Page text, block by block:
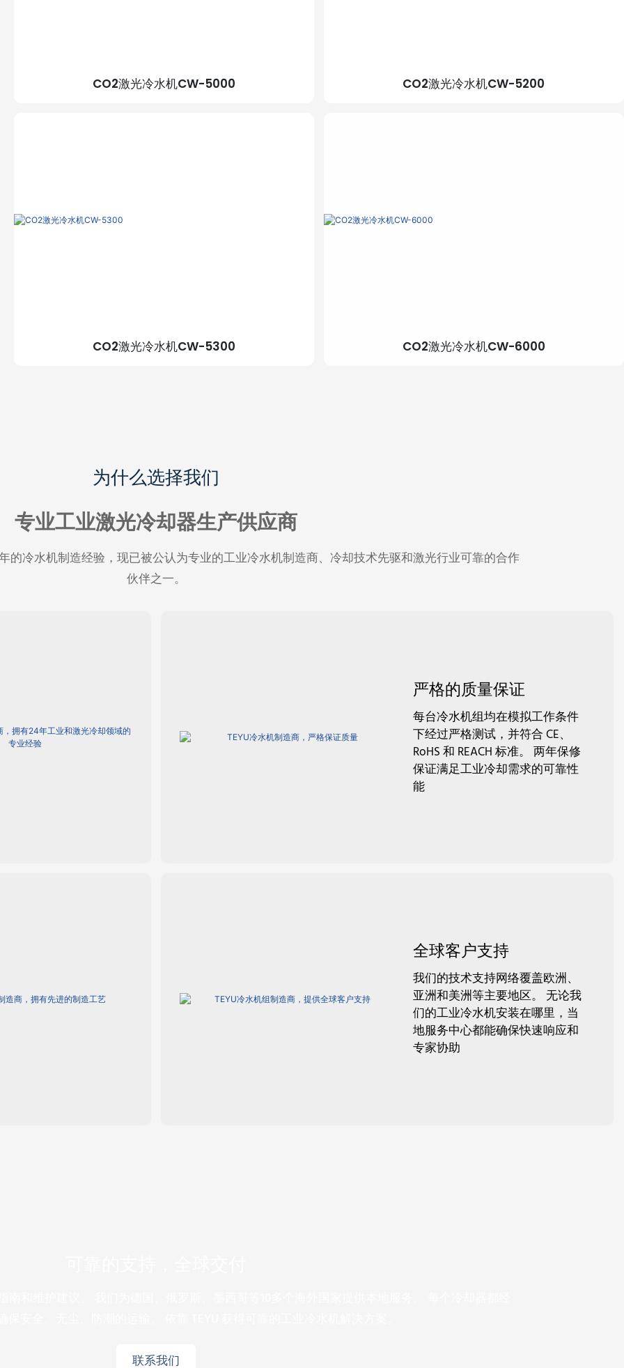
CO2激光冷水机CW-5000 CO2激光冷水机CW-5200
CO2激光冷水机CW-5300 CO2激光冷水机CW-6000
为什么选择我们
专业工业激光冷却器生产供应商
的冷水机制造经验，现已被公认为专业的工业冷水机制造商、冷却技术先驱和激光行业可靠的合作
伙伴之一。
严格的质量保证
每台冷水机组均在模拟工作条件
下经过严格测试，并符合 CE、
RoHS 和 REACH 标准。 两年保修
保证满足工业冷却需求的可靠性
能
全球客户支持
我们的技术支持网络覆盖欧洲、
亚洲和美洲等主要地区。 无论我
们的工业冷水机安装在哪里，当
地服务中心都能确保快速响应和
专家协助
联系我们